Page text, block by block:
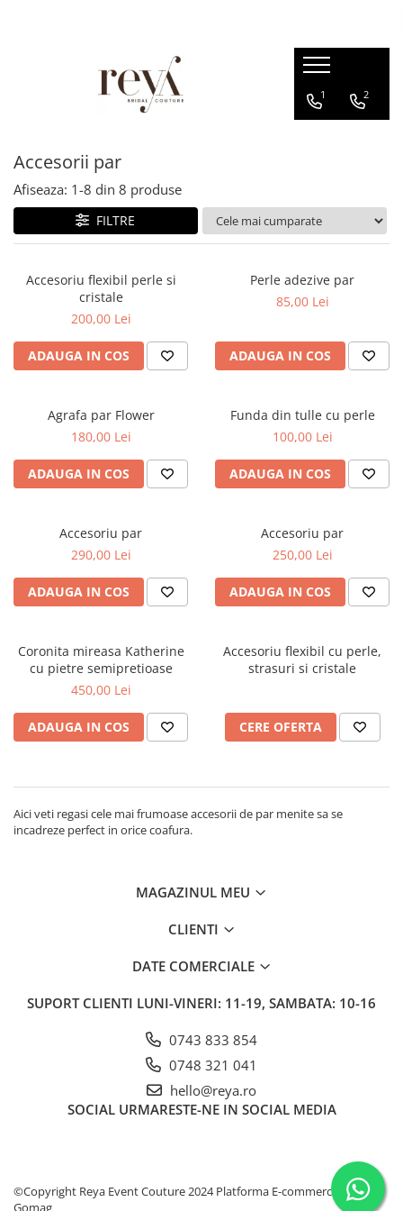
Rochii de seara
Rochii domnisoare de onoare
Rochii cununie civila
Rochii banchet
Jachete mireasa
Bratari
Esarfe
Halate
Seturi dezgatit
Voaluri
Coronite
Balerini
Papuci de casa
Pantofi
Cutii verighete
1 2
Accesorii par
Afiseaza: 1-8 din 8 produse
FILTRE
Accesoriu flexibil perle si
cristale
200,00 Lei
ADAUGA IN COS
Perle adezive par
85,00 Lei
ADAUGA IN COS
Agrafa par Flower
180,00 Lei
ADAUGA IN COS
Funda din tulle cu perle
100,00 Lei
ADAUGA IN COS
Accesoriu par
290,00 Lei
ADAUGA IN COS
Accesoriu par
250,00 Lei
ADAUGA IN COS
Coronita mireasa Katherine
cu pietre semipretioase
450,00 Lei
ADAUGA IN COS
Accesoriu flexibil cu perle,
strasuri si cristale
CERE OFERTA
Aici veti regasi cele mai frumoase accesorii de par menite sa se
incadreze perfect in orice coafura.
MAGAZINUL MEU
CLIENTI
DATE COMERCIALE
SUPORT CLIENTI LUNI-VINERI: 11-19, SAMBATA: 10-16
0743 833 854
0748 321 041
hello@reya.ro
SOCIAL URMARESTE-NE IN SOCIAL MEDIA
©Copyright Reya Event Couture 2024Platforma E-commerce by
Gomag